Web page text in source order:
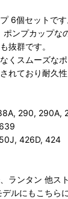
6個セットです
ンプカップな
抜群です。
くスムーズなポ
れており耐久性
290, 290A,
426D, 424
ランタン 他ス
ルにもこちら